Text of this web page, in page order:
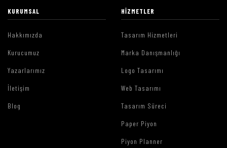
KURUMSAL
Hakkımızda
Kurucumuz
Yazarlarımız
İletişim
Blog
HIZMETLER
Tasarım Hizmetleri
Marka Danışmanlığı
Logo Tasarımı
Web Tasarımı
Tasarım Süreci
Paper Piyon
Piyon Planner